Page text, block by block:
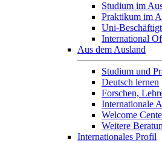
Studium im
Praktikum im
Uni-
International
Aus dem Ausland
Studium und
Deutsch lernen
Forschen,
Internationale
Welcome
Weitere
Internationales Profil